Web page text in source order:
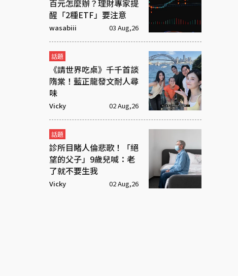
百元怎麼辦？理財專家提
醒「2種ETF」要注意
wasabiii 03 Aug,26
話題
《請世界吃桌》千千首談
隋棠！藍正龍發文耐人尋
味
Vicky 02 Aug,26
話題
診所目睹人倫悲歌！「絕
望的父子」9歲兒喊：老
了就不要生我
Vicky 02 Aug,26